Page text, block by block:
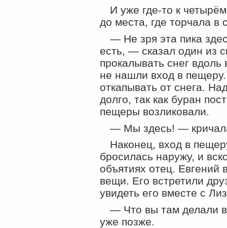
И уже где-то к
до места, где торчала в
— Не зря эта пика
есть, — сказал один из
прокалывать снег вдоль
не нашли вход в
откапывать от снега.
долго, так как буран
пещеры возликовали.
— Мы здесь! —
Наконец, вход в
бросилась наружу, и
объятиях отец.
вещи. Его встретили
увидеть его вместе с
— Что вы там делали
уже позже.